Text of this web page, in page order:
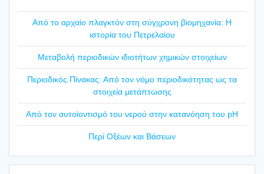
Από το αρχαίο πλαγ­κτόν στη σύγ­χρο­νη βιο­μη­χα­νία: Η
ιστο­ρία του Πετρε­λαί­ου
Mετα­βο­λή περιο­δι­κών ιδιο­τή­των χημι­κών στοι­χεί­ων
Περιο­δι­κός Πίνα­κας: Από τον νόμο περιο­δι­κό­τη­τας ως τα
στοι­χεία μετά­πτω­σης
Από τον αυτοϊ­ο­ντι­σμό του νερού στην κατα­νό­η­ση του pH
Περί Οξέ­ων και Βάσε­ων